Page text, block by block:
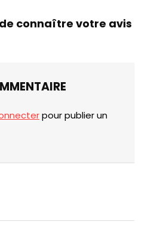
connaître votre avis
pour publier un